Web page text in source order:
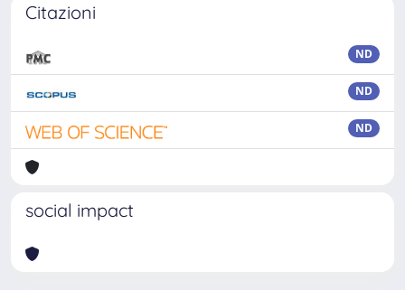
Citazioni
ND
ND
ND
social impact